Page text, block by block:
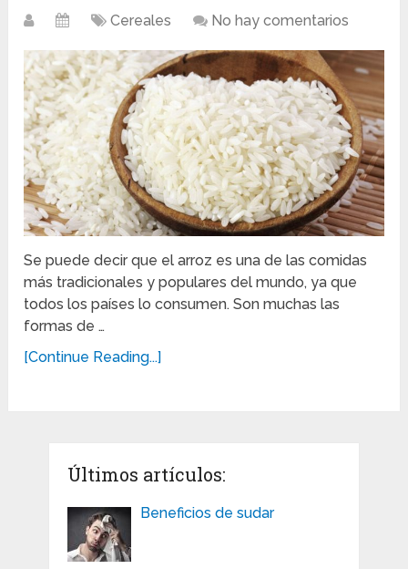
Cereales No hay comentarios
Se puede decir que el arroz es una de las comidas
más tradicionales y populares del mundo, ya que
todos los países lo consumen. Son muchas las
formas de …
[Continue Reading...]
Últimos artículos:
Beneficios de sudar